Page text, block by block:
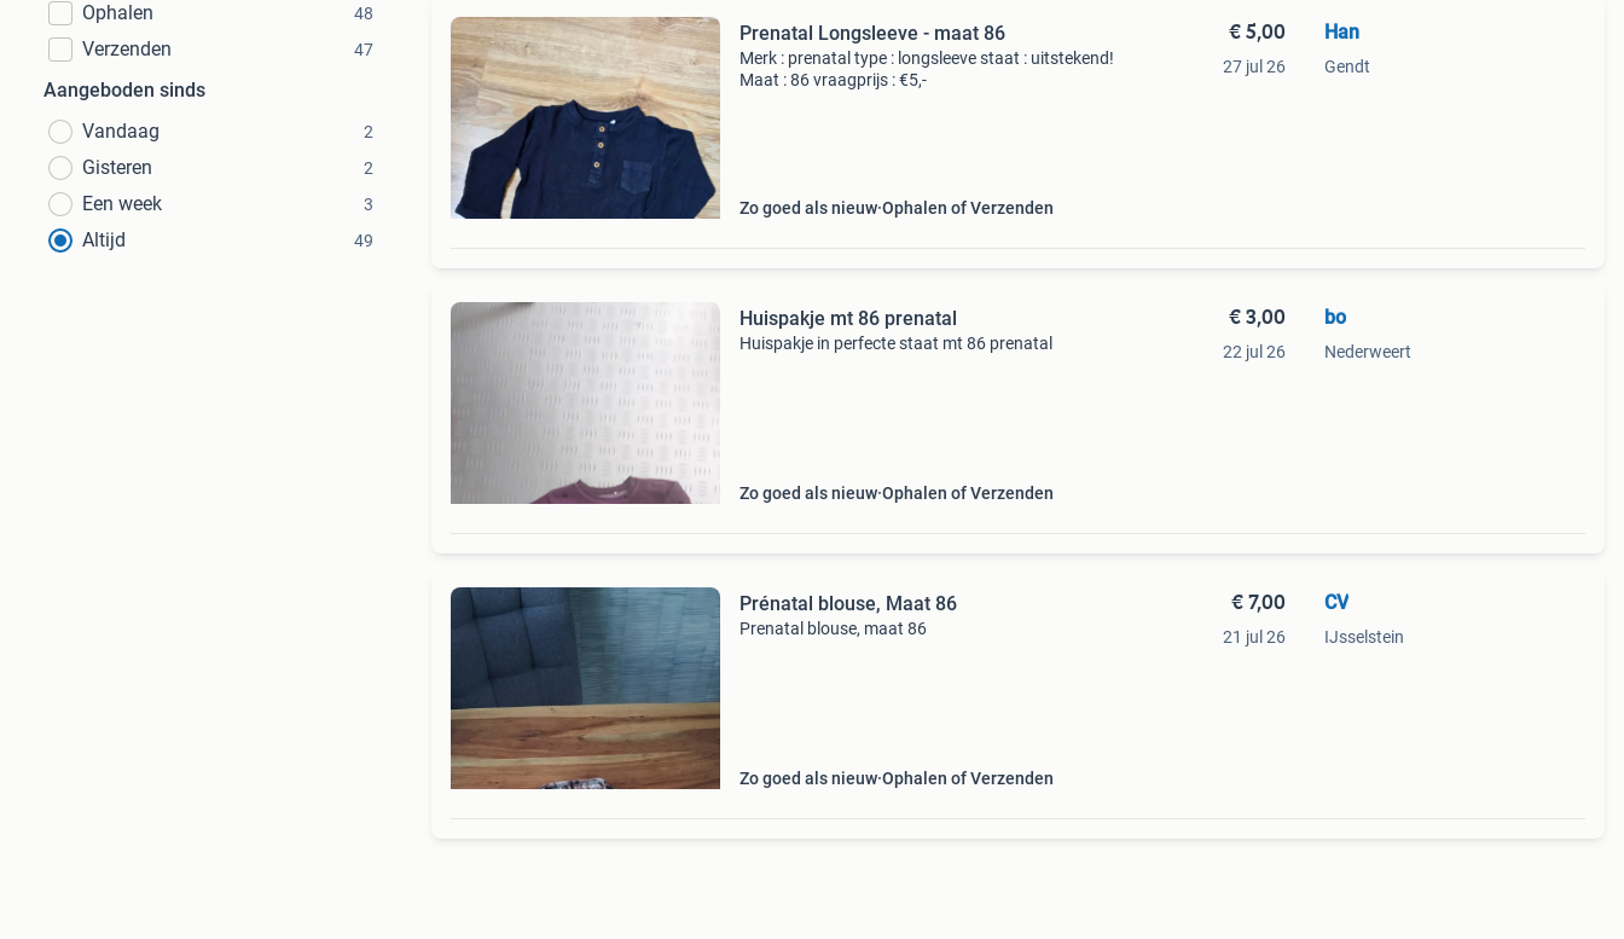
Ophalen
48
Verzenden 47
Aangeboden sinds
Vandaag
2
Gisteren 2
Een week 3
Altijd 49
Prenatal Longsleeve - maat 86
Merk : prenatal type : longsleeve staat : uitstekend!
Maat : 86 vraagprijs : €5,-
Zo goed als nieuw Ophalen of Verzenden
€ 5,00
27 jul 26
Han
Gendt
Huispakje mt 86 prenatal
Huispakje in perfecte staat mt 86 prenatal
Zo goed als nieuw Ophalen of Verzenden
€ 3,00
22 jul 26
bo
Nederweert
Prénatal blouse, Maat 86
Prenatal blouse, maat 86
Zo goed als nieuw Ophalen of Verzenden
€ 7,00
21 jul 26
CV
IJsselstein